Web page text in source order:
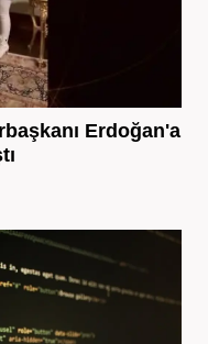
Erdoğan'a